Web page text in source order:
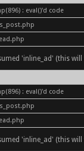
: eval()'d code
'inline_ad' (this
: eval()'d code
'inline_ad' (this